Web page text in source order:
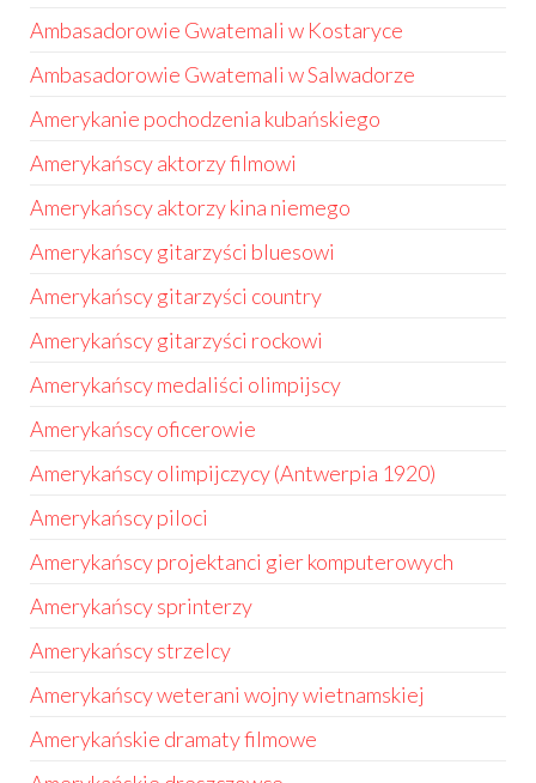
Ambasadorowie Gwatemali w Kostaryce
Ambasadorowie Gwatemali w Salwadorze
Amerykanie pochodzenia kubańskiego
Amerykańscy aktorzy filmowi
Amerykańscy aktorzy kina niemego
Amerykańscy gitarzyści bluesowi
Amerykańscy gitarzyści country
Amerykańscy gitarzyści rockowi
Amerykańscy medaliści olimpijscy
Amerykańscy oficerowie
Amerykańscy olimpijczycy (Antwerpia 1920)
Amerykańscy piloci
Amerykańscy projektanci gier komputerowych
Amerykańscy sprinterzy
Amerykańscy strzelcy
Amerykańscy weterani wojny wietnamskiej
Amerykańskie dramaty filmowe